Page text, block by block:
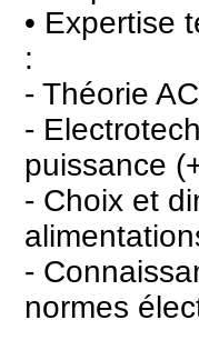
• Expertise
:
- Théorie
-
puissance
- Choix et
-
normes